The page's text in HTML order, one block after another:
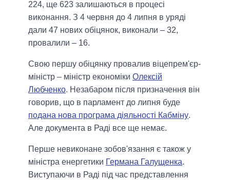
224, ще 623 залишаються в процесі
виконання. З 4 червня до 4 липня в уряді
дали 47 нових обіцянок, виконали – 32,
провалили – 16.
Свою першу обіцянку провалив віцепрем'єр-
міністр – міністр економіки Олексій
Любченко. Незабаром після призначення він
говорив, що в парламент до липня буде
подана нова програма діяльності Кабміну.
Але документа в Раді все ще немає.
Перше невиконане зобов'язання є також у
міністра енергетики Германа Галущенка.
Виступаючи в Раді під час представлення